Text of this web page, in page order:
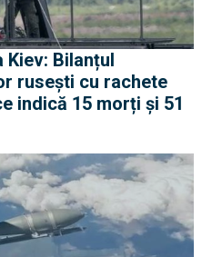
Kiev: Bilanțul
rusești cu rachete
indică 15 morți și 51